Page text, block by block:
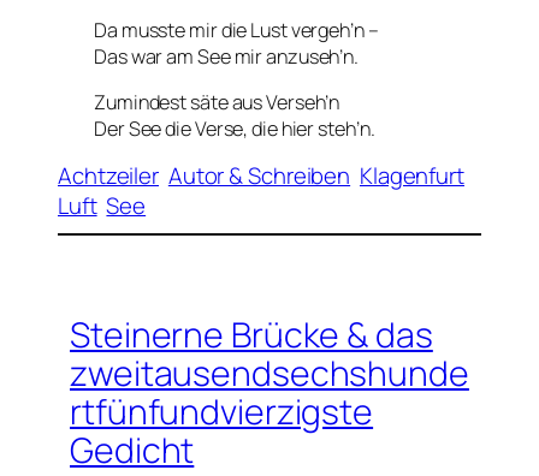
Da musste mir die Lust vergeh’n –
Das war am See mir anzuseh’n.
Zumindest säte aus Verseh’n
Der See die Verse, die hier steh’n.
Achtzeiler Autor & Schreiben Klagenfurt
Luft See
Steinerne Brücke & das
zweitausendsechshunde
rtfünfundvierzigste
Gedicht